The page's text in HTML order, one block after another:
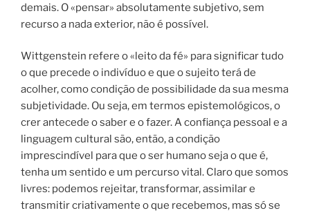
demais. O «pensar» absolutamente subjetivo, sem
recurso a nada exterior, não é possível.
Wittgenstein refere o «leito da fé» para significar tudo
o que precede o indivíduo e que o sujeito terá de
acolher, como condição de possibilidade da sua mesma
subjetividade. Ou seja, em termos epistemológicos, o
crer antecede o saber e o fazer. A confiança pessoal e a
linguagem cultural são, então, a condição
imprescindível para que o ser humano seja o que é,
tenha um sentido e um percurso vital. Claro que somos
livres: podemos rejeitar, transformar, assimilar e
transmitir criativamente o que recebemos, mas só se